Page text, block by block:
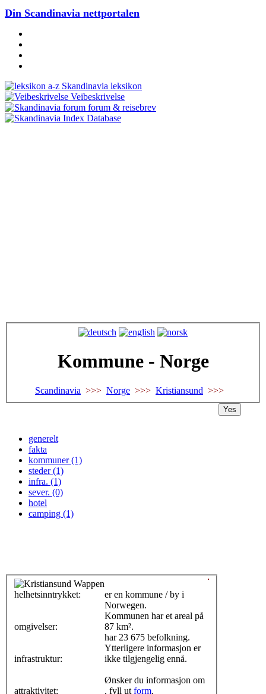
Din Scandinavia nettportalen
Skandinavia leksikon
Veibeskrivelse
forum & reisebrev
Database
Kommune - Norge
Scandinavia >>> Norge >>> Kristiansund
generelt
fakta
kommuner (1)
steder (1)
infra. (1)
sever. (0)
hotel
camping (1)
helhetsinntrykket:
omgivelser:
infrastruktur:
attraktivitet:
er en kommune / by i
Norwegen.
Kommunen har et areal på
87 km².
har 23 675 befolkning.
Ytterligere informasjon er
ikke tilgjengelig ennå.
Ønsker du informasjon om
, fyll ut form.
Yes